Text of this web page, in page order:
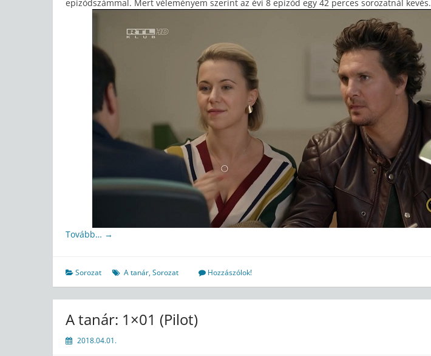
epizódszámmal. Mert véleményem szerint az évi 8 epizód egy 42 perces sorozatnál kevés.
Tovább… →
Sorozat A tanár,Sorozat Hozzászólok!
A tanár: 1×01 (Pilot)
2018.04.01.